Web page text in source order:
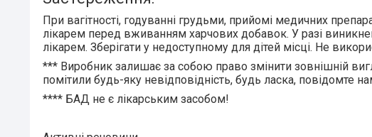
При вагітності, годуванні грудьми, прийомі медичних
лікарем перед вживанням харчових добавок. У разі
лікарем. Зберігати у недоступному для дітей місці. Не
*** Виробник залишає за собою право змінити зовнішній
помітили будь-яку невідповідність, будь ласка, повідомте
**** БАД не є лікарським засобом!